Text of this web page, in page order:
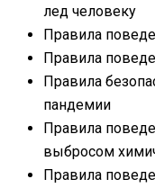
лед человеку
Правила
Правила
Правила
пандемии
Правила
выбросом
Правила